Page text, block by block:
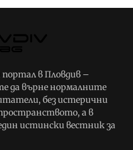
в Пловдив –
да върне нормалните
без истерични
а в
истински вестник за